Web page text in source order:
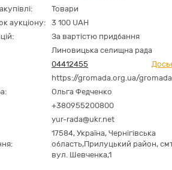
Товари
аукціону:
3 100 UAH
За вартістю придбання
Линовицька селищна рада
04412455
https://gromada.org.ua/
Ольга Федченко
+380955200800
yur-rada@ukr.net
17584, Україна, Чернігівська
область,Прилуцький район,
вул. Шевченка,1